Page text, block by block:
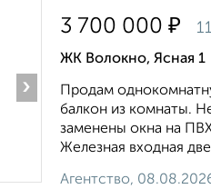
›
3 700 000 ₽
ЖК Волокно, Ясная 1
Продам
балкон из комнаты.
заменены окна на
Железная входная
Агентство,